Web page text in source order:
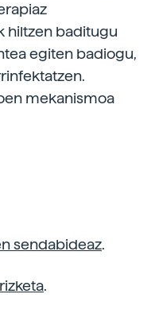
hiltzen baditugu
egiten badiogu,
mekanismoa
sendabideaz.
.